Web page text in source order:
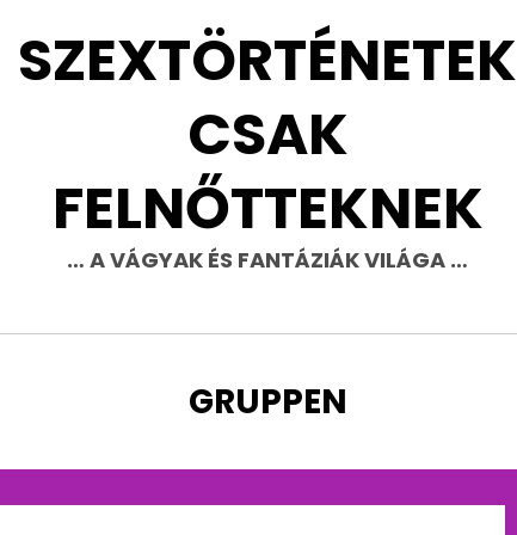
SZEXTÖRTÉNETEK
CSAK
FELNŐTTEKNEK
… A VÁGYAK ÉS FANTÁZIÁK VILÁGA …
CÍMKE
:
GRUPPEN